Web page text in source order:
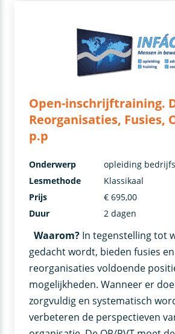
Open-inschrijftraining.
Reorganisaties, Fusies,
p.p
Waarom? In tegenstelling tot
gedacht wordt, bieden fusies en
reorganisaties voldoende
mogelijkheden. Wanneer er
zorgvuldig en systematisch
verbeteren de perspectieven
Onderwerp
opleiding
Lesmethode
Klassikaal
Prijs
€ 695,00
Duur
2 dagen